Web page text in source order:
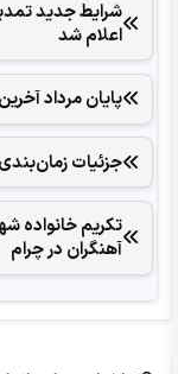
شرایط جدید
اعلام شد
پایان مرداد
جزئیات زمان‌بندی
تکریم خانواده
آهنگران در چرام